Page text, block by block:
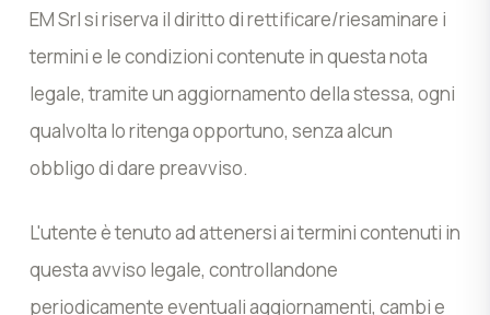
EM Srl si riserva il diritto di rettificare/riesaminare i
termini e le condizioni contenute in questa nota
legale, tramite un aggiornamento della stessa, ogni
qualvolta lo ritenga opportuno, senza alcun
obbligo di dare preavviso.
L'utente è tenuto ad attenersi ai termini contenuti in
questa avviso legale, controllandone
periodicamente eventuali aggiornamenti, cambi e